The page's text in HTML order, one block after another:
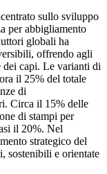
sullo sviluppo
per abbigliamento
globali ha
offrendo agli
dei capi. Le varianti di
il 25% del totale
di
Circa il 15% delle
di stampi per
il 20%. Nel
strategico del
sostenibili e orientate